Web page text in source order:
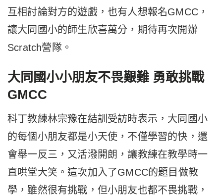
互相討論對方的遊戲，也有人想報名GMCC，
讓大同國小的師生欣喜萬分，期待再次開辦
Scratch營隊。
大同國小小朋友不畏艱難 勇敢挑戰
GMCC
科丁教練林宗豫在結訓受訪時表示，大同國小
的每個小朋友都是小天使，不僅學習的快，還
會舉一反三，又活潑開朗，讓教練在教學時一
直哄堂大笑。這次加入了GMCC的題目做教
學，雖然很有挑戰，但小朋友也都不畏挑戰，